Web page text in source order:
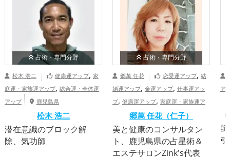
占術・専門分野
松木 浩二 健康運アップ, 家
庭運・家族運アップ, 総合運・全体運
アップ
鹿児島県
松木 浩二
潜在意識のブロック解
除、気功師
占術・専門分野
郷萬 任花 恋愛運アップ, 結
婚運アップ, 金運アップ, 仕事運アッ
プ, 健康運アップ, 家庭運・家族運ア
総合運・全体運アップ
児島県
郷萬 任花（仁子）
美と健康のコンサルタン
ト、鹿児島県の占星術＆
エステサロンZink's代表
ア